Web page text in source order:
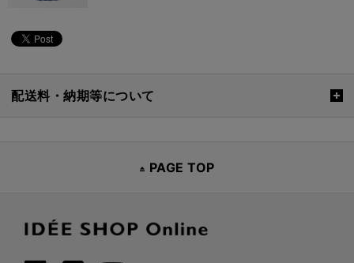
配送料・納期等について
PAGE TOP